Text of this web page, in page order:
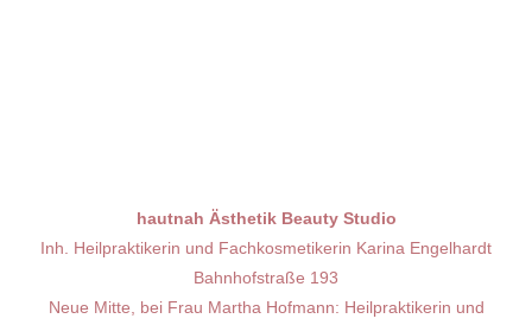
hautnah Ästhetik Beauty Studio
Inh. Heilpraktikerin und Fachkosmetikerin Karina Engelhardt
Bahnhofstraße 193
Neue Mitte, bei Frau Martha Hofmann: Heilpraktikerin und